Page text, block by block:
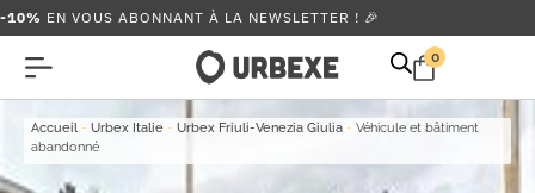
-10% EN VOUS ABONNANT À LA NEWSLETTER ! 🎉
0
Accueil - Urbex Italie - Urbex Friuli-Venezia Giulia - Véhicule et bâtiment
abandonné